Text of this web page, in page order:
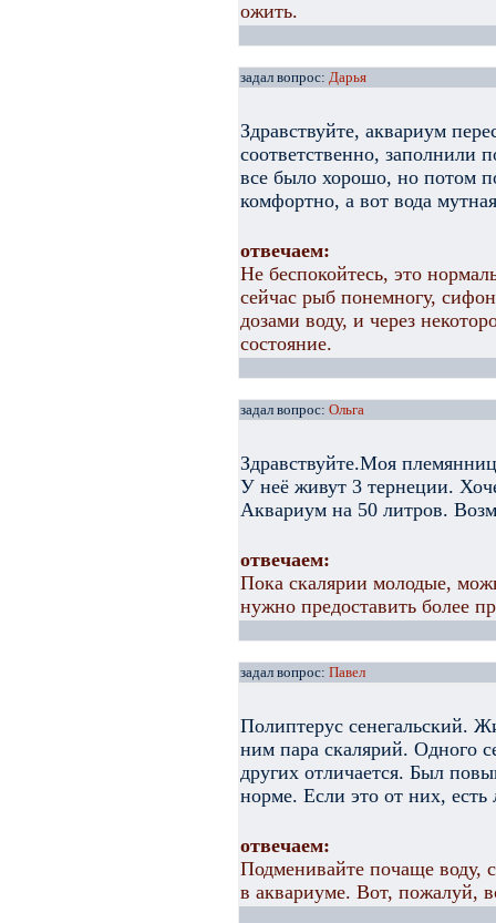
ожить.
задал вопрос: Дарья
Здравствуйте, аквариум
соответственно, заполнили
все было хорошо, но потом
комфортно, а вот вода
отвечаем:
Не беспокойтесь, это
сейчас рыб понемногу,
дозами воду, и через
состояние.
задал вопрос: Ольга
Здравствуйте.Моя
У неё живут 3 тернеции.
Аквариум на 50 литров.
отвечаем:
Пока скалярии молодые,
нужно предоставить более
задал вопрос: Павел
Полиптерус сенегальский.
ним пара скалярий. Одного
других отличается. Был
норме. Если это от них, есть
отвечаем:
Подменивайте почаще воду,
в аквариуме. Вот, пожалуй,